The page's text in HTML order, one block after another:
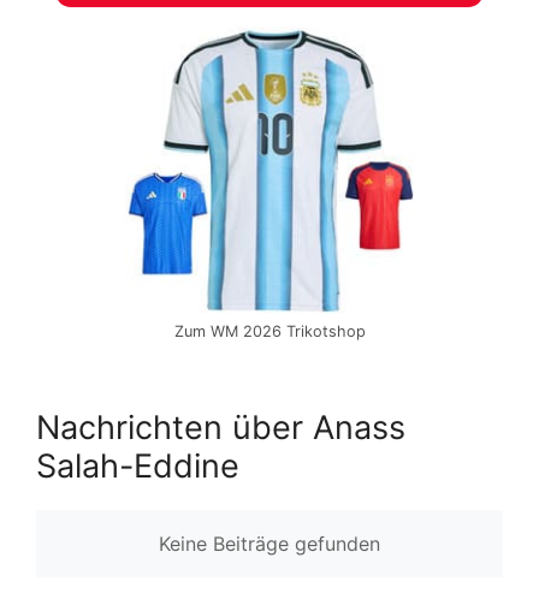
Zum WM 2026 Trikotshop
Nachrichten über Anass
Salah-Eddine
Keine Beiträge gefunden